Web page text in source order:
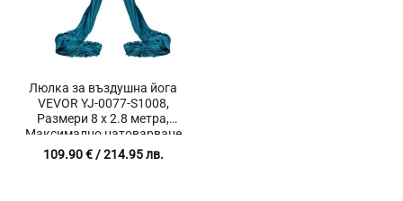
Люлка за въздушна йога
VEVOR YJ-0077-S1008,
Размери 8 x 2.8 метра,
Максимално натоварване
1000 кг, Подходяща за
пилатес, стречинг и
109.90€/ 214.95 лв.